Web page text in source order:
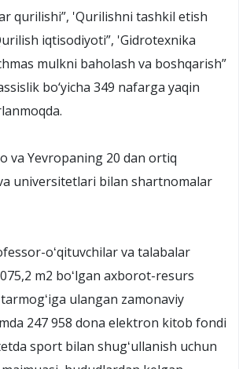
qurilishi”, 'Qurilishni tashkil etish
iqtisodiyoti”, 'Gidrotexnika
mulkni baholash va boshqarish”
bo‘yicha 349 nafarga yaqin
va Yevropaning 20 dan ortiq
universitetlari bilan shartnomalar
oʻqituvchilar va talabalar
m2 boʻlgan axborot-resurs
ulangan zamonaviy
247 958 dona elektron kitob fondi
sport bilan shugʻullanish uchun